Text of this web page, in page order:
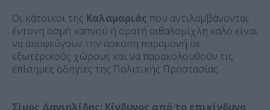
Οι κάτοικοι της Καλαμαριάς που αντιλαμβάνονται
έντονη οσμή καπνού ή ορατή αιθαλομίχλη καλό είναι
να αποφεύγουν την άσκοπη παραμονή σε
εξωτερικούς χώρους και να παρακολουθούν τις
επίσημες οδηγίες της Πολιτικής Προστασίας.
Σίμος Δανιηλίδης: Κίνδυνος από το επικίνδυνο